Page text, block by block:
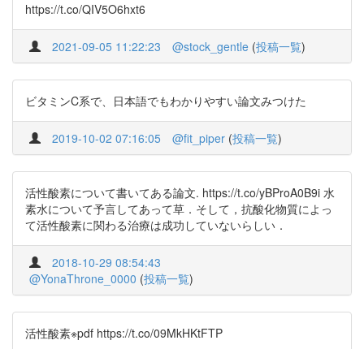
https://t.co/QIV5O6hxt6
2021-09-05 11:22:23 @stock_gentle (投稿一覧)
ビタミンC系で、日本語でもわかりやすい論文みつけた
2019-10-02 07:16:05 @fit_piper (投稿一覧)
活性酸素について書いてある論文. https://t.co/yBProA0B9i 水
素水について予言してあって草．そして，抗酸化物質によっ
て活性酸素に関わる治療は成功していないらしい．
2018-10-29 08:54:43
@YonaThrone_0000 (投稿一覧)
活性酸素※pdf https://t.co/09MkHKtFTP